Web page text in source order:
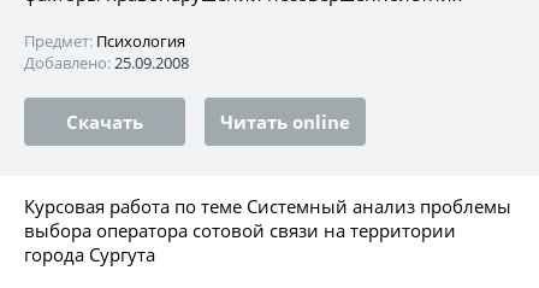
Предмет: Психология
Добавлено:25.09.2008
Скачать Читать online
Курсовая работа по теме Системный анализ проблемы
выбора оператора сотовой связи на территории
города Сургута